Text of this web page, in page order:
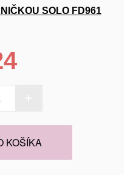
SOLO FD961
KOŠÍKA